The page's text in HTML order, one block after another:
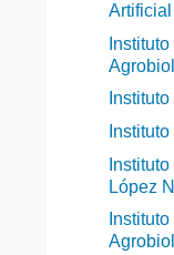
Artificial
López